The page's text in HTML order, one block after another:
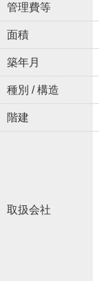
管理費等
面積
築年月
種別 / 構造
階建
取扱会社